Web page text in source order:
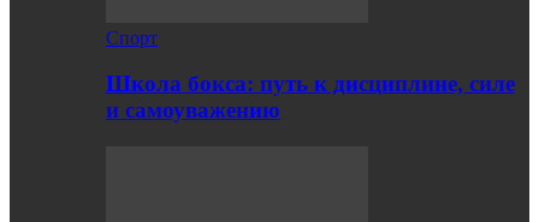
Спорт
Школа бокса: путь к дисциплине, силе
и самоуважению